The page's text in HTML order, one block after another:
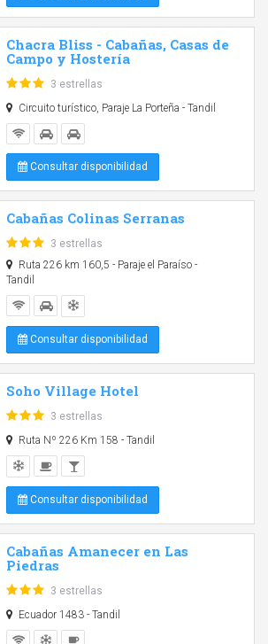
Chacra Bliss - Cabañas, Casas de
Campo y Hostería
3 estrellas
Circuito turístico, Paraje La Porteña - Tandil
Consultar disponibilidad
Cabañas Colinas Serranas
3 estrellas
Ruta 226 km 160,5 - Paraje el Paraíso -
Tandil
Consultar disponibilidad
Soho Village Hotel
3 estrellas
Ruta Nº 226 Km 158 - Tandil
Consultar disponibilidad
Cabañas Amanecer en Las
Piedras
3 estrellas
Ecuador 1483 - Tandil